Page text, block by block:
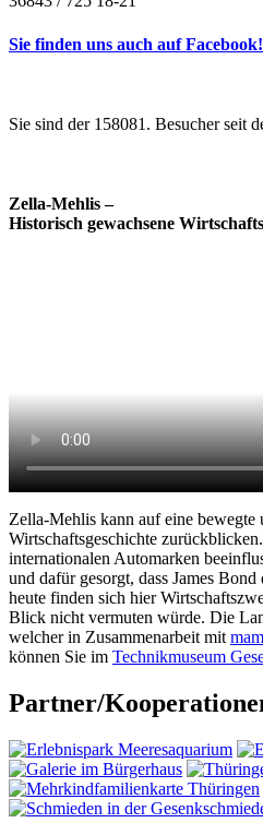
Sie finden uns auch auf Facebook!
Sie sind der 158081. Besucher seit
Zella-Mehlis –
Historisch gewachsene
Zella-Mehlis kann auf eine bewegte
Wirtschaftsgeschichte
internationalen Automarken
und dafür gesorgt, dass James
heute finden sich hier
Blick nicht vermuten würde. Die
welcher in Zusammenarbeit mit
können Sie im Technikmuseum
Partner/